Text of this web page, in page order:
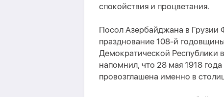
спокойствия и процветания.
Посол Азербайджана в Грузии
празднование 108-й
Демократической Республики
напомнил, что 28 мая 1918
провозглашена именно в